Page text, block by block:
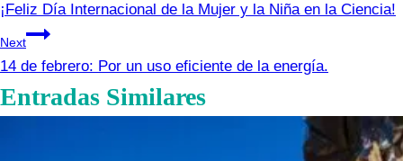
de
entradas
¡Feliz Día Internacional de la Mujer y la Niña en la Ciencia!
Next
14 de febrero: Por un uso eficiente de la energía.
Entradas Similares